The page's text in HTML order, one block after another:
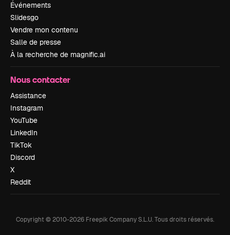
Événements
Slidesgo
Vendre mon contenu
Salle de presse
À la recherche de magnific.ai
Nous contacter
Assistance
Instagram
YouTube
LinkedIn
TikTok
Discord
X
Reddit
Copyright © 2010-2026 Freepik Company S.L.U.Tous droits réservés.